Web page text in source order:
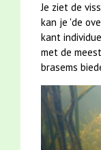
Je ziet de
kan je 'de
kant
met de
brasems